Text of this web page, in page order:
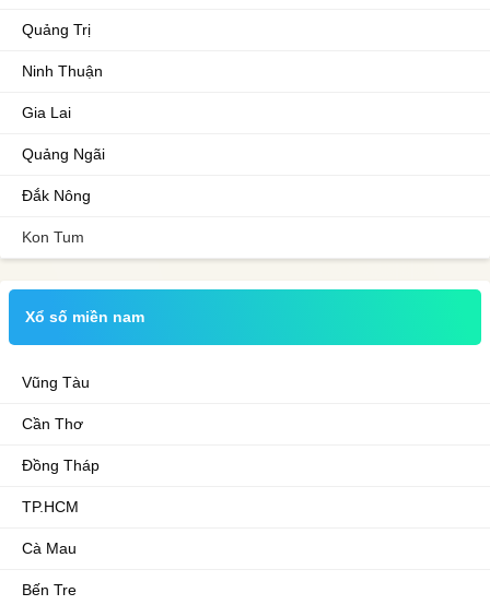
Quảng Trị
Ninh Thuận
Gia Lai
Quảng Ngãi
Đắk Nông
Kon Tum
Xổ số miền nam
Vũng Tàu
Cần Thơ
Đồng Tháp
TP.HCM
Cà Mau
Bến Tre